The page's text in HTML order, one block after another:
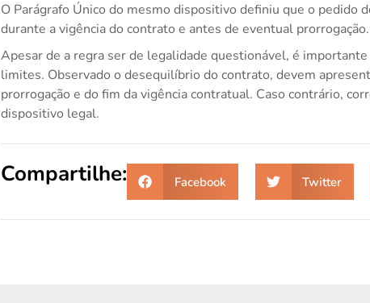
O Parágrafo Único do mesmo dispositivo definiu que o
durante a vigência do contrato e antes de eventual prorrogação.
Apesar de a regra ser de legalidade questionável, é
limites. Observado o desequilíbrio do contrato, devem
prorrogação e do fim da vigência contratual. Caso contrário,
dispositivo legal.
Compartilhe: Facebook Twitter